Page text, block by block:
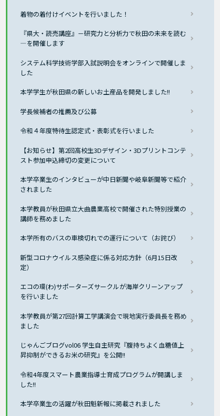
着物の着付けイベントを行いました！
『県大・読売講座』－研究力と分析力で秋田の未来を読む
―を開催します
システム科学技術学部入試説明会をオンラインで開催しま
した
本学学生が秋田県の新しいお土産品を開発しました!!
学長候補者の推薦及び公募
令和４年度特待生認定式・表彰式を行いました
【お知らせ】第2回高校生3Dデザイン・3Dプリントコンテ
スト参加申込締切の変更について
本学卒業生のインタビューが中⽇新聞や岐阜新聞等で紹介
されました
本学教員が秋田県立大曲農業高校で開催された特別授業の
講師を務めました
本学所有のバスの車検切れでの運行について（お詫び）
新型コロナウイルス感染症に係る対応方針（6月15日改
定）
エコの環(わ)サポーターズサークルが海岸クリーンアップ
を行いました
本学教員が第27回計算工学講演会で現地実行委員長を務め
ました
じゃんごブログvol06 学生自主研究『腹持ちよく血糖値上
昇抑制ができるお米の研究』を公開!!
令和4年度スマート農業指導士育成プログラムが開講しま
した!!
本学卒業生の活躍が秋田魁新報に掲載されました